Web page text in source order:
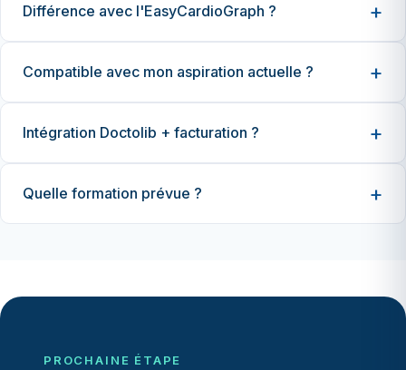
Différence avec l'EasyCardioGraph ?
Compatible avec mon aspiration actuelle ?
Intégration Doctolib + facturation ?
Quelle formation prévue ?
PROCHAINE ÉTAPE